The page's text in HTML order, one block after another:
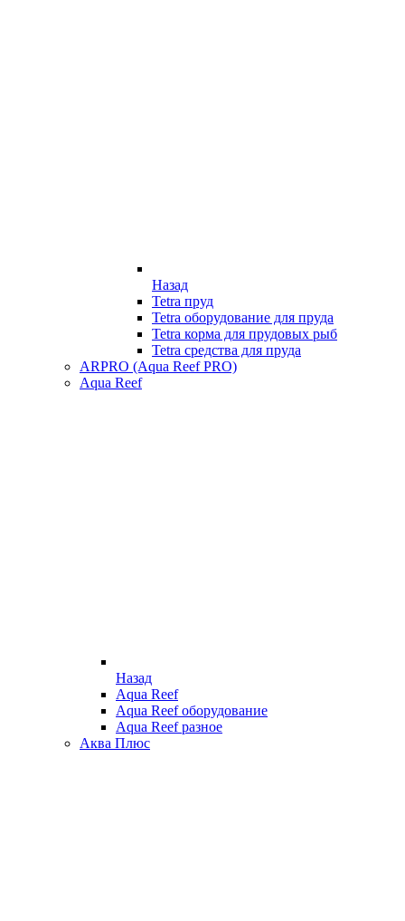
Назад
Tetra пруд
Tetra оборудование для пруда
Tetra корма для прудовых рыб
Tetra средства для пруда
ARPRO (Aqua Reef PRO)
Aqua Reef
Назад
Aqua Reef
Aqua Reef оборудование
Aqua Reef разное
Аква Плюс